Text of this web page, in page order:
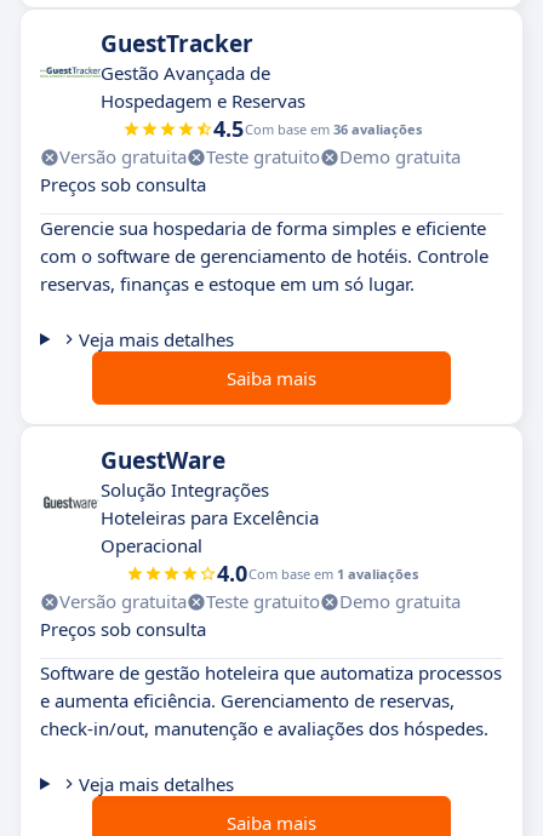
GuestTracker
Gestão Avançada de
Hospedagem e Reservas
4.5Com base em 36 avaliações
Versão gratuita Teste gratuito
Demo gratuita
Preços sob consulta
Gerencie sua hospedaria de forma simples e eficiente
com o software de gerenciamento de hotéis. Controle
reservas, finanças e estoque em um só lugar.
Veja mais detalhes
Saiba mais
GuestWare
Solução Integrações
Hoteleiras para Excelência
Operacional
4.0Com base em 1 avaliações
Versão gratuita Teste gratuito
Demo gratuita
Preços sob consulta
Software de gestão hoteleira que automatiza processos
e aumenta eficiência. Gerenciamento de reservas,
check-in/out, manutenção e avaliações dos hóspedes.
Veja mais detalhes
Saiba mais